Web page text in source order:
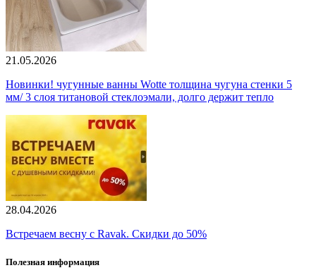
21.05.2026
Новинки! чугунные ванны Wotte толщина чугуна стенки 5
мм/ 3 слоя титановой стеклоэмали, долго держит тепло
28.04.2026
Встречаем весну с Ravak. Скидки до 50%
Полезная информация